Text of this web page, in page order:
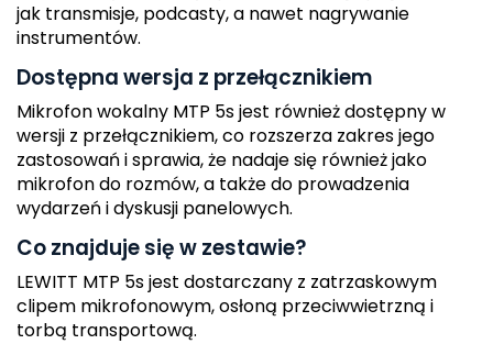
jak transmisje, podcasty, a nawet nagrywanie
instrumentów.
Dostępna wersja z przełącznikiem
Mikrofon wokalny MTP 5s jest również dostępny w
wersji z przełącznikiem, co rozszerza zakres jego
zastosowań i sprawia, że nadaje się również jako
mikrofon do rozmów, a także do prowadzenia
wydarzeń i dyskusji panelowych.
Co znajduje się w zestawie?
LEWITT MTP 5s jest dostarczany z zatrzaskowym
clipem mikrofonowym, osłoną przeciwwietrzną i
torbą transportową.